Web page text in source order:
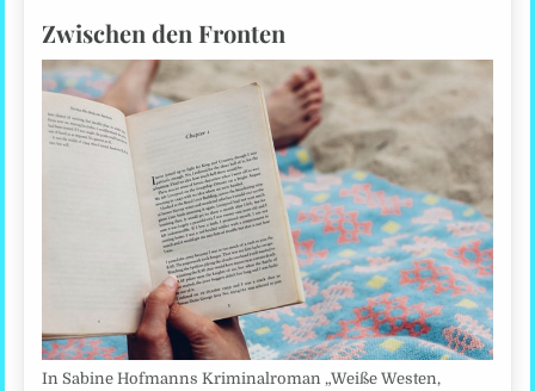
Zwischen den Fronten
In Sabine Hofmanns Kriminalroman „Weiße Westen,